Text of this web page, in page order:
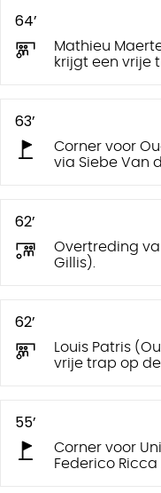
64’
Mathieu
krijgt een vrije
63’
Corner voor
via Siebe Van
62’
Overtreding
Gillis).
62’
Louis Patris
vrije trap op
55’
Corner voor
Federico